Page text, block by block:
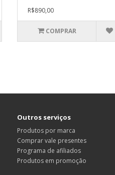
R$890,00
COMPRAR
Outros serviços
Produtos por marca
Comprar vale presentes
Programa de afiliados
Produtos em promoção